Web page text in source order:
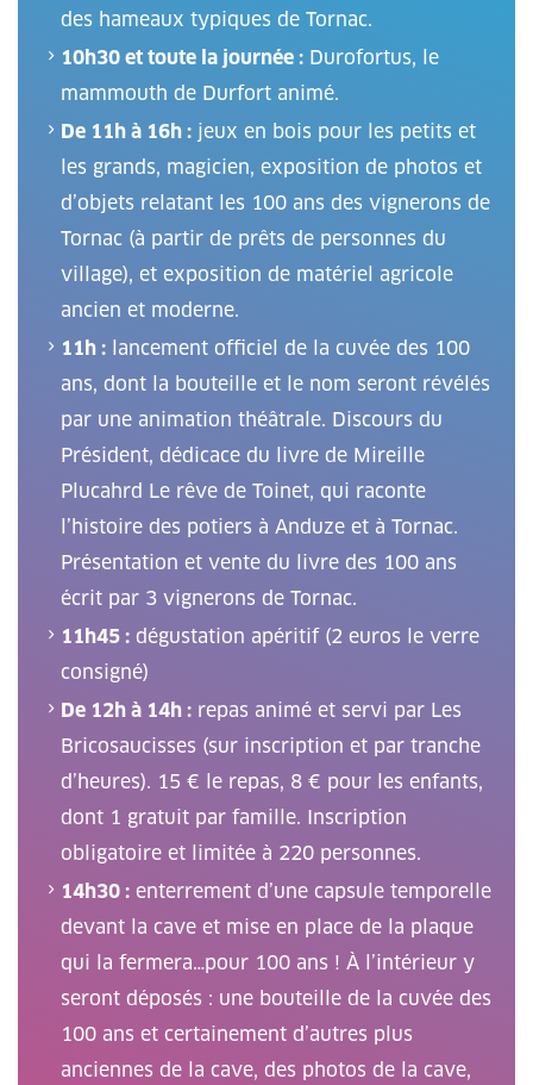
des hameaux typiques de Tornac.
10h30 et toute la journée : Durofortus, le
mammouth de Durfort animé.
De 11h à 16h : jeux en bois pour les petits et
les grands, magicien, exposition de photos et
d’objets relatant les 100 ans des vignerons de
Tornac (à partir de prêts de personnes du
village), et exposition de matériel agricole
ancien et moderne.
11h : lancement officiel de la cuvée des 100
ans, dont la bouteille et le nom seront révélés
par une animation théâtrale. Discours du
Président, dédicace du livre de Mireille
Plucahrd Le rêve de Toinet, qui raconte
l’histoire des potiers à Anduze et à Tornac.
Présentation et vente du livre des 100 ans
écrit par 3 vignerons de Tornac.
11h45 : dégustation apéritif (2 euros le verre
consigné)
De 12h à 14h : repas animé et servi par Les
Bricosaucisses (sur inscription et par tranche
d’heures). 15 € le repas, 8 € pour les enfants,
dont 1 gratuit par famille. Inscription
obligatoire et limitée à 220 personnes.
14h30 : enterrement d’une capsule temporelle
devant la cave et mise en place de la plaque
qui la fermera…pour 100 ans ! À l’intérieur y
seront déposés : une bouteille de la cuvée des
100 ans et certainement d’autres plus
anciennes de la cave, des photos de la cave,